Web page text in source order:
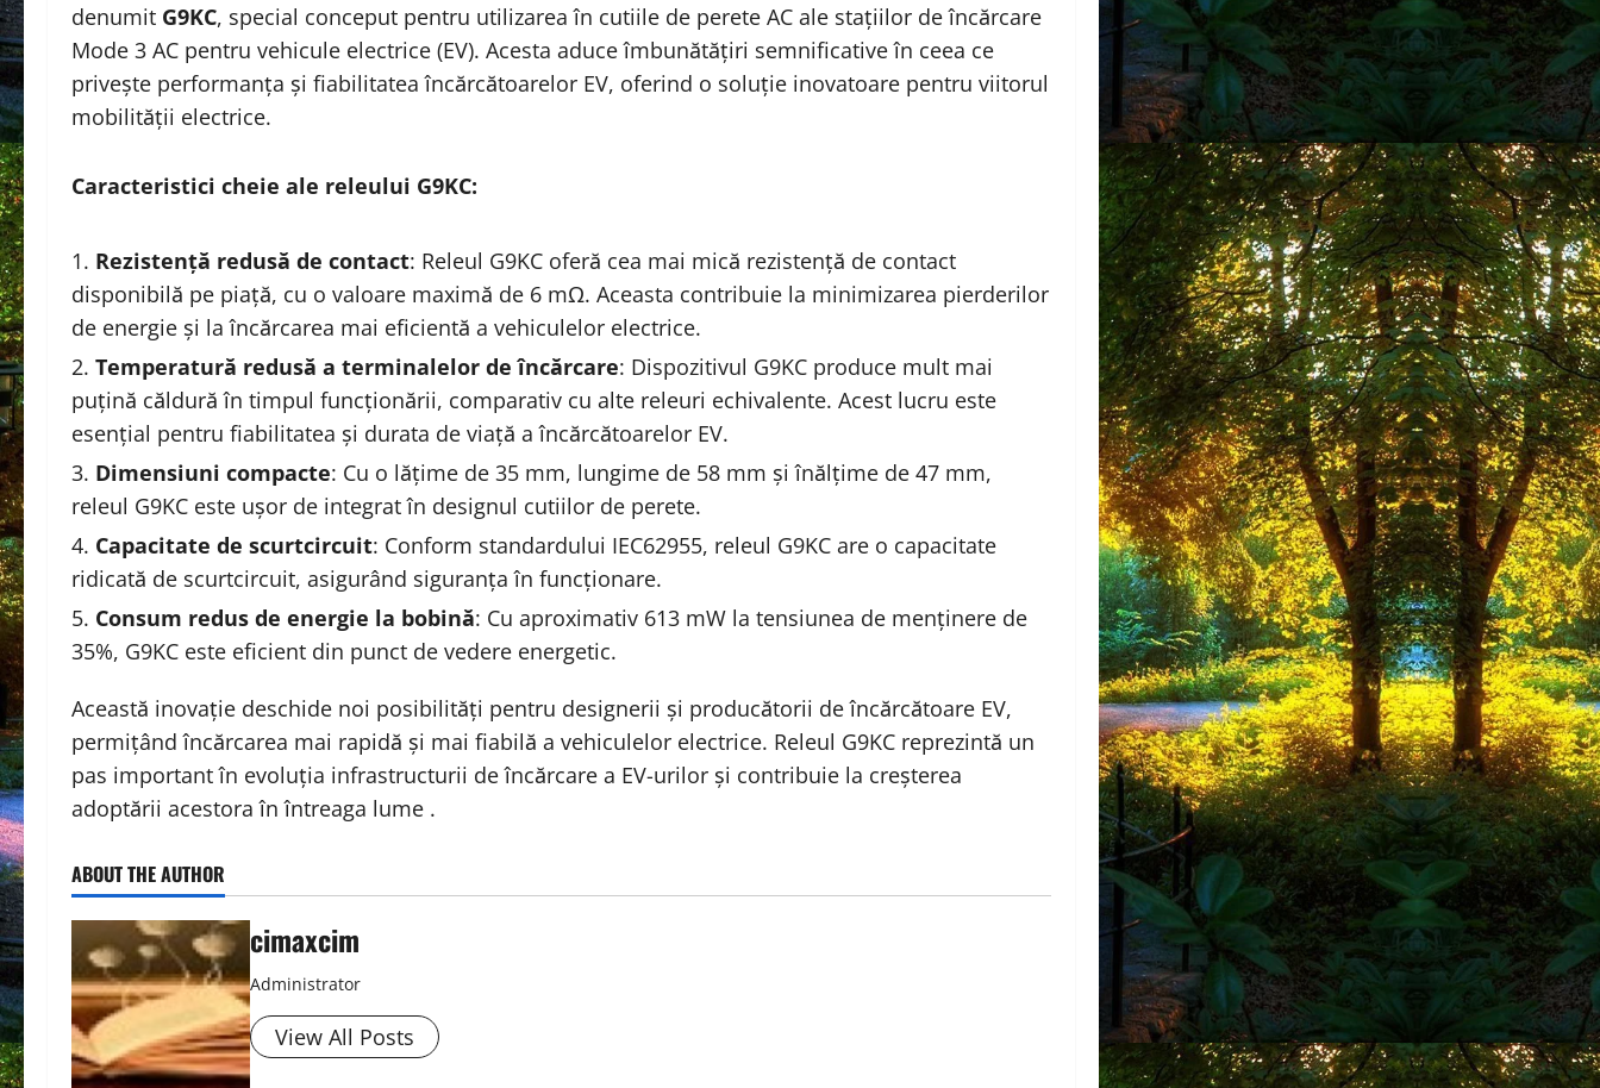
denumit G9KC, special conceput pentru utilizarea în cutiile de perete AC ale stațiilor de încărcare
Mode 3 AC pentru vehicule electrice (EV). Acesta aduce îmbunătățiri semnificative în ceea ce
privește performanța și fiabilitatea încărcătoarelor EV, oferind o soluție inovatoare pentru viitorul
mobilității electrice.
Caracteristici cheie ale releului G9KC:
Rezistență redusă de contact: Releul G9KC oferă cea mai mică rezistență de contact
disponibilă pe piață, cu o valoare maximă de 6 mΩ. Aceasta contribuie la minimizarea pierderilor
de energie și la încărcarea mai eficientă a vehiculelor electrice.
Temperatură redusă a terminalelor de încărcare: Dispozitivul G9KC produce mult mai
puțină căldură în timpul funcționării, comparativ cu alte releuri echivalente. Acest lucru este
esențial pentru fiabilitatea și durata de viață a încărcătoarelor EV.
Dimensiuni compacte: Cu o lățime de 35 mm, lungime de 58 mm și înălțime de 47 mm,
releul G9KC este ușor de integrat în designul cutiilor de perete.
Capacitate de scurtcircuit: Conform standardului IEC62955, releul G9KC are o capacitate
ridicată de scurtcircuit, asigurând siguranța în funcționare.
Consum redus de energie la bobină: Cu aproximativ 613 mW la tensiunea de menținere de
35%, G9KC este eficient din punct de vedere energetic.
Această inovație deschide noi posibilități pentru designerii și producătorii de încărcătoare EV,
permițând încărcarea mai rapidă și mai fiabilă a vehiculelor electrice. Releul G9KC reprezintă un
pas important în evoluția infrastructurii de încărcare a EV-urilor și contribuie la creșterea
adoptării acestora în întreaga lume .
ABOUT THE AUTHOR
cimaxcim
Administrator
View All Posts